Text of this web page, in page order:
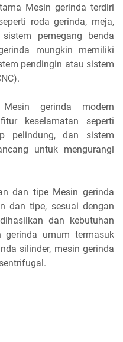
Mesin gerinda terdiri
roda gerinda, meja,
pemegang benda
mungkin memiliki
pendingin atau sistem
gerinda modern
keselamatan seperti
pelindung, dan sistem
untuk mengurangi
dan tipe Mesin gerinda
dan tipe, sesuai dengan
dan kebutuhan
gerinda umum termasuk
silinder, mesin gerinda